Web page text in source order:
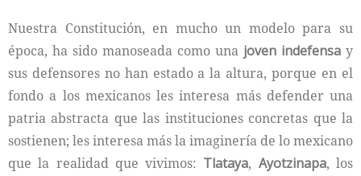
Nuestra Constitución, en mucho un modelo para su
época, ha sido manoseada como una joven indefensa y
sus defensores no han estado a la altura, porque en el
fondo a los mexicanos les interesa más defender una
patria abstracta que las instituciones concretas que la
sostienen; les interesa más la imaginería de lo mexicano
que la realidad que vivimos: Tlataya, Ayotzinapa, los